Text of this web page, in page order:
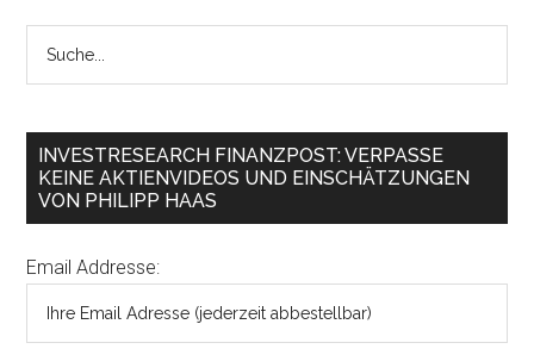
INVESTRESEARCH FINANZPOST: VERPASSE
KEINE AKTIENVIDEOS UND EINSCHÄTZUNGEN
VON PHILIPP HAAS
Email Addresse: